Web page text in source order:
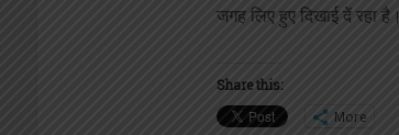
जगह लिए हुए दिखाई दें रहा है।
Share this:
More